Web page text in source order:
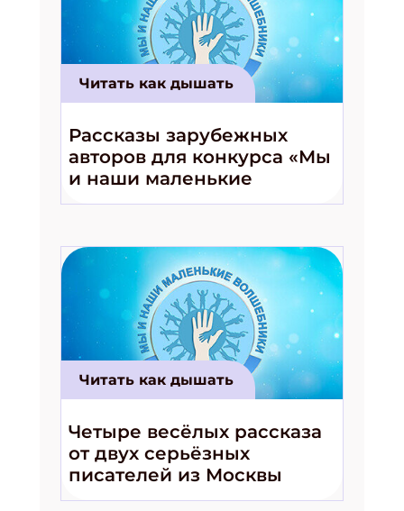
Читать как дышать
Рассказы зарубежных
авторов для конкурса «Мы
и наши маленькие
волшебники!»
Читать как дышать
Четыре весёлых рассказа
от двух серьёзных
писателей из Москвы